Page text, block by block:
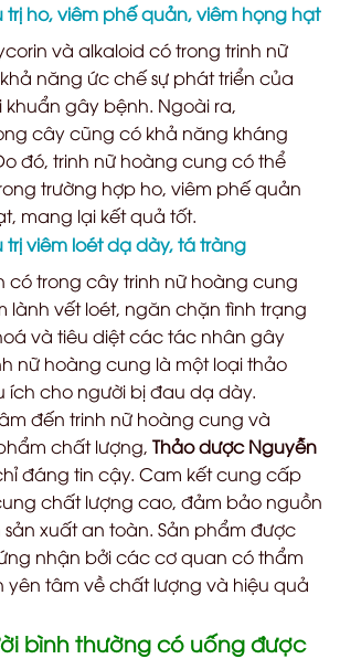
trị ho, viêm phế quản, viêm họng hạt
và alkaloid có trong trinh nữ
năng ức chế sự phát triển của
khuẩn gây bệnh. Ngoài ra,
cây cũng có khả năng kháng
đó, trinh nữ hoàng cung có thể
trường hợp ho, viêm phế quản
mang lại kết quả tốt.
trị viêm loét dạ dày, tá tràng
có trong cây trinh nữ hoàng cung
lành vết loét, ngăn chặn tình trạng
và tiêu diệt các tác nhân gây
nữ hoàng cung là một loại thảo
ích cho người bị đau dạ dày.
đến trinh nữ hoàng cung và
chất lượng, Thảo dược Nguyễn
đáng tin cậy. Cam kết cung cấp
chất lượng cao, đảm bảo nguồn
xuất an toàn. Sản phẩm được
nhận bởi các cơ quan có thẩm
yên tâm về chất lượng và hiệu quả
bình thường có uống được